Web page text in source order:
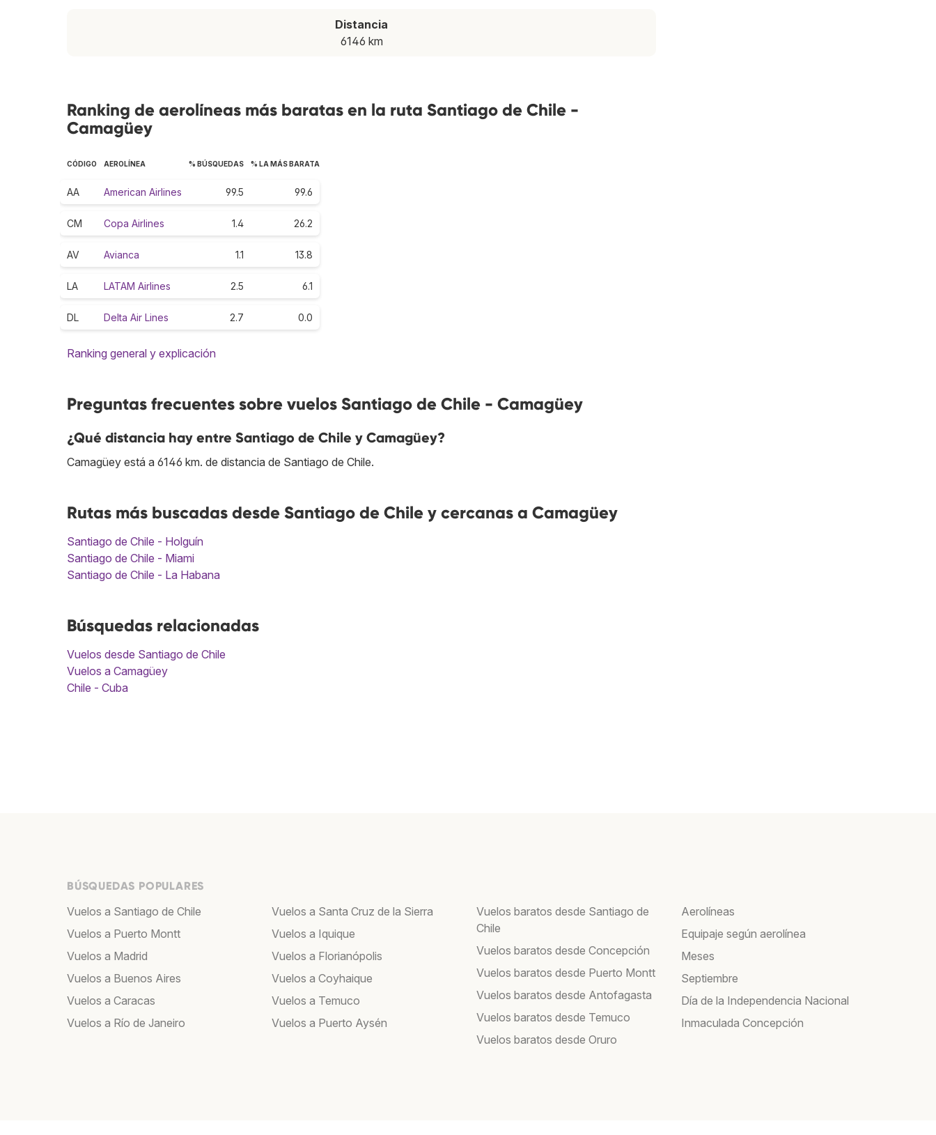
Distancia
6146 km
Ranking de aerolíneas más baratas en la ruta Santiago de Chile -
Camagüey
CÓDIGO AEROLÍNEA % BÚSQUEDAS % LA MÁS BARATA
AA American Airlines 99.5 99.6
CM Copa Airlines 1.4 26.2
AV Avianca 1.1 13.8
LA LATAM Airlines 2.5 6.1
DL Delta Air Lines 2.7 0.0
Ranking general y explicación
Preguntas frecuentes sobre vuelos Santiago de Chile - Camagüey
¿Qué distancia hay entre Santiago de Chile y Camagüey?
Camagüey está a 6146 km. de distancia de Santiago de Chile.
Rutas más buscadas desde Santiago de Chile y cercanas a Camagüey
Santiago de Chile - Holguín
Santiago de Chile - Miami
Santiago de Chile - La Habana
Búsquedas relacionadas
Vuelos desde Santiago de Chile
Vuelos a Camagüey
Chile - Cuba
BÚSQUEDAS POPULARES
Vuelos a Santiago de Chile
Vuelos a Puerto Montt
Vuelos a Madrid
Vuelos a Buenos Aires
Vuelos a Caracas
Vuelos a Río de Janeiro
Vuelos a Santa Cruz de la Sierra
Vuelos a Iquique
Vuelos a Florianópolis
Vuelos a Coyhaique
Vuelos a Temuco
Vuelos a Puerto Aysén
Vuelos baratos desde Santiago de
Chile
Vuelos baratos desde Concepción
Vuelos baratos desde Puerto Montt
Vuelos baratos desde Antofagasta
Vuelos baratos desde Temuco
Vuelos baratos desde Oruro
Aerolíneas
Equipaje según aerolínea
Meses
Septiembre
Día de la Independencia Nacional
Inmaculada Concepción